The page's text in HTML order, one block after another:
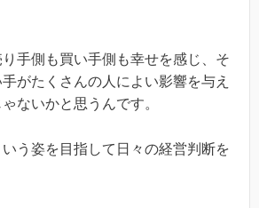
手側も買い手側も幸せを感じ、そ
がたくさんの人によい影響を与え
ないかと思うんです。
う姿を目指して日々の経営判断を